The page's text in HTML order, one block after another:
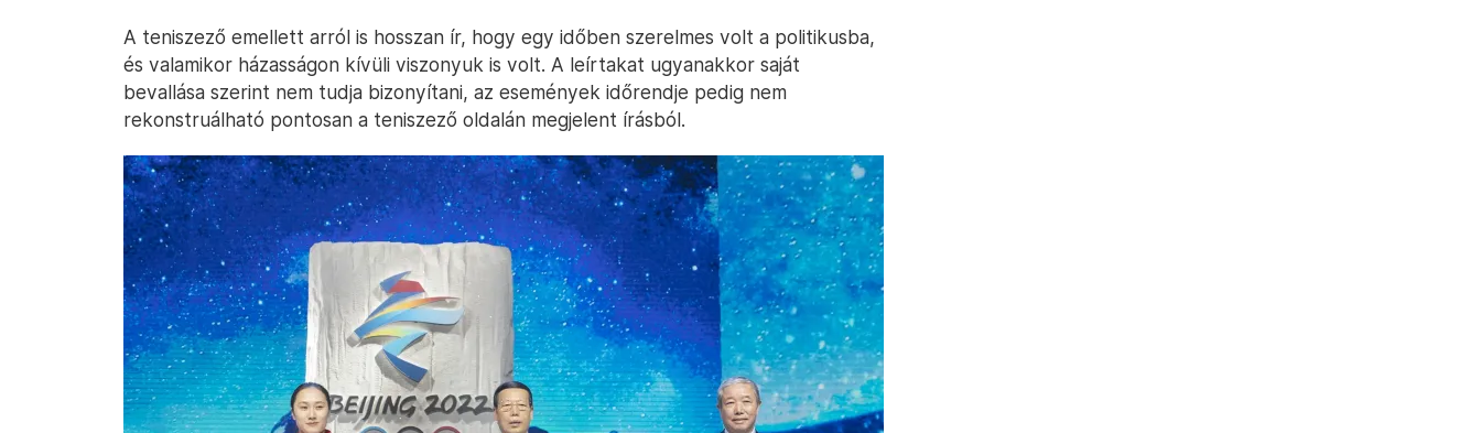
A teniszező emellett arról is hosszan ír, hogy egy időben szerelmes volt a politikusba,
és valamikor házasságon kívüli viszonyuk is volt. A leírtakat ugyanakkor saját
bevallása szerint nem tudja bizonyítani, az események időrendje pedig nem
rekonstruálható pontosan a teniszező oldalán megjelent írásból.